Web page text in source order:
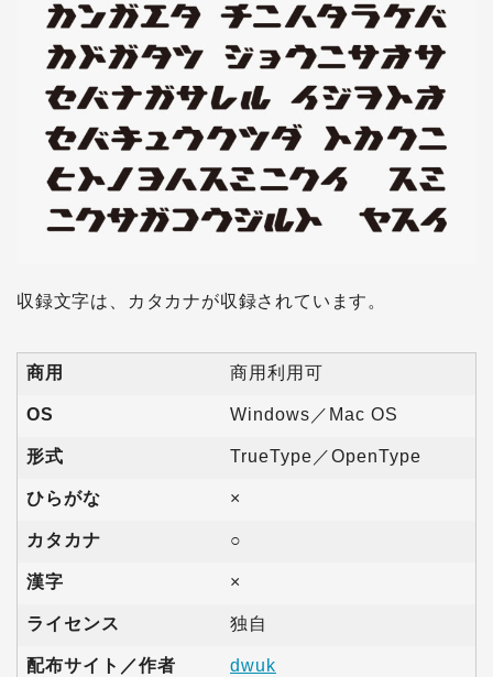
収録文字は、カタカナが収録されています。
商用 商用利用可
OS Windows／Mac OS
形式 TrueType／OpenType
ひらがな ×
カタカナ ○
漢字 ×
ライセンス 独自
配布サイト／作者 dwuk